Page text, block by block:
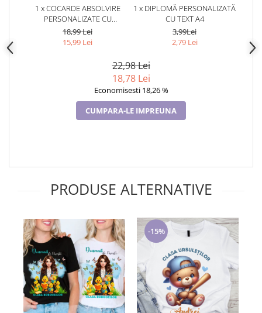
1 x COCARDE ABSOLVIRE
PERSONALIZATE CU
TEMATICA CLASEI
18,99 Lei
15,99 Lei
1 x DIPLOMĂ PERSONALIZATĂ
CU TEXT A4
3,99Lei
2,79 Lei
22,98 Lei
18,78 Lei
Economisesti 18,26 %
CUMPARA-LE IMPREUNA
PRODUSE ALTERNATIVE
-15%